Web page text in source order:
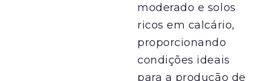
moderado e solos
ricos em calcário,
proporcionando
condições ideais
para a produção de